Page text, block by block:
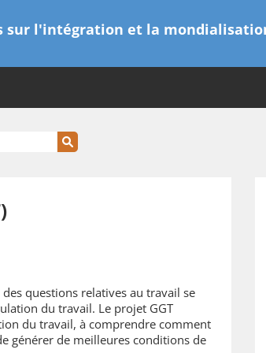
sur l'intégration et la
questions relatives au travail se
du travail. Le projet GGT
du travail, à comprendre comment
générer de meilleures conditions de